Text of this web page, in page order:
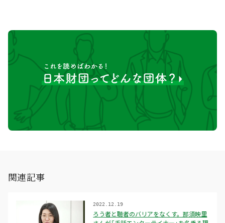
関連記事
ろう者と聴者のバリアをなくす。那須映里
2022.12.19